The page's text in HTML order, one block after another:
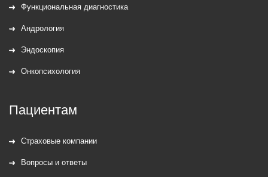
Функциональная диагностика
Андрология
Эндоскопия
Онкопсихология
Пациентам
Страховые компании
Вопросы и ответы